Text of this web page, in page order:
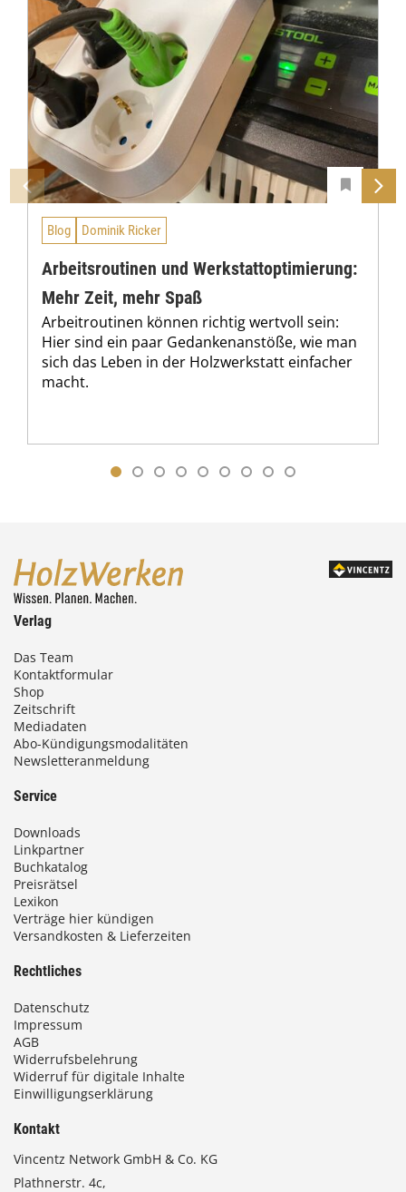
Blog Dominik Ricker
Arbeitsroutinen und Werkstattoptimierung:
Mehr Zeit, mehr Spaß
Arbeitroutinen können richtig wertvoll sein:
Hier sind ein paar Gedankenanstöße, wie man
sich das Leben in der Holzwerkstatt einfacher
macht.
Verlag
Das Team
Kontaktformular
Shop
Zeitschrift
Mediadaten
Abo-Kündigungsmodalitäten
Newsletteranmeldung
Service
Downloads
Linkpartner
Buchkatalog
Preisrätsel
Lexikon
Verträge hier kündigen
Versandkosten & Lieferzeiten
Rechtliches
Datenschutz
Impressum
AGB
Widerrufsbelehrung
Widerruf für digitale Inhalte
Einwilligungserklärung
Kontakt
Vincentz Network GmbH & Co. KG
Plathnerstr. 4c,